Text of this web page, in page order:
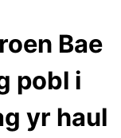
Bae
pobl i
yr haul